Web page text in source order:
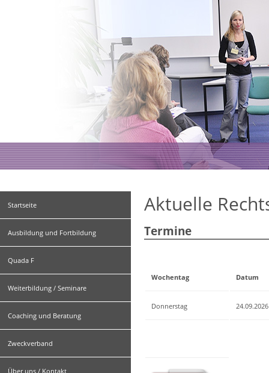
Startseite
Ausbildung und Fortbildung
Quada F
Weiterbildung / Seminare
Coaching und Beratung
Zweckverband
Über uns / Kontakt
Aktuelle
Termine
Wochentag Datum
Donnerstag 24.09.2026